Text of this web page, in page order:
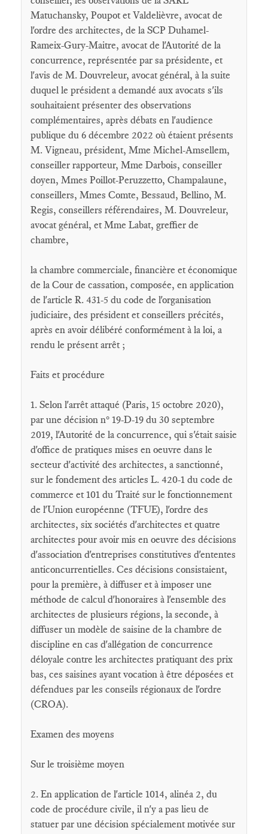
Matuchansky, Poupot et Valdelièvre, avocat de
l'ordre des architectes, de la SCP Duhamel-
Rameix-Gury-Maitre, avocat de l'Autorité de la
concurrence, représentée par sa présidente, et
l'avis de M. Douvreleur, avocat général, à la suite
duquel le président a demandé aux avocats s'ils
souhaitaient présenter des observations
complémentaires, après débats en l'audience
publique du 6 décembre 2022 où étaient présents
M. Vigneau, président, Mme Michel-Amsellem,
conseiller rapporteur, Mme Darbois, conseiller
doyen, Mmes Poillot-Peruzzetto, Champalaune,
conseillers, Mmes Comte, Bessaud, Bellino, M.
Regis, conseillers référendaires, M. Douvreleur,
avocat général, et Mme Labat, greffier de
chambre,
la chambre commerciale, financière et économique
de la Cour de cassation, composée, en application
de l'article R. 431-5 du code de l'organisation
judiciaire, des président et conseillers précités,
après en avoir délibéré conformément à la loi, a
rendu le présent arrêt ;
Faits et procédure
1. Selon l'arrêt attaqué (Paris, 15 octobre 2020),
par une décision n° 19-D-19 du 30 septembre
2019, l'Autorité de la concurrence, qui s'était saisie
d'office de pratiques mises en oeuvre dans le
secteur d'activité des architectes, a sanctionné,
sur le fondement des articles L. 420-1 du code de
commerce et 101 du Traité sur le fonctionnement
de l'Union européenne (TFUE), l'ordre des
architectes, six sociétés d'architectes et quatre
architectes pour avoir mis en oeuvre des décisions
d'association d'entreprises constitutives d'ententes
anticoncurrentielles. Ces décisions consistaient,
pour la première, à diffuser et à imposer une
méthode de calcul d'honoraires à l'ensemble des
architectes de plusieurs régions, la seconde, à
diffuser un modèle de saisine de la chambre de
discipline en cas d'allégation de concurrence
déloyale contre les architectes pratiquant des prix
bas, ces saisines ayant vocation à être déposées et
défendues par les conseils régionaux de l'ordre
(CROA).
Examen des moyens
Sur le troisième moyen
2. En application de l'article 1014, alinéa 2, du
code de procédure civile, il n'y a pas lieu de
statuer par une décision spécialement motivée sur